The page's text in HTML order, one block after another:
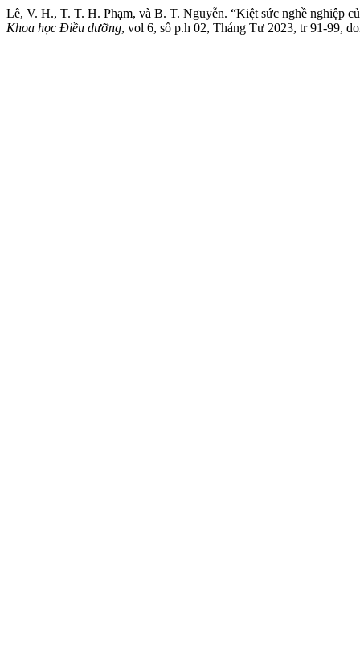
Lê, V. H., T. T. H. Phạm, và B. T. Nguyễn. “Kiệt sức nghề nghiệp
Khoa học Điều dưỡng, vol 6, số p.h 02, Tháng Tư 2023, tr 91-99,